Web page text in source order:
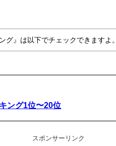
グ』は以下でチェックできますよ。
ング1位〜20位
スポンサーリンク